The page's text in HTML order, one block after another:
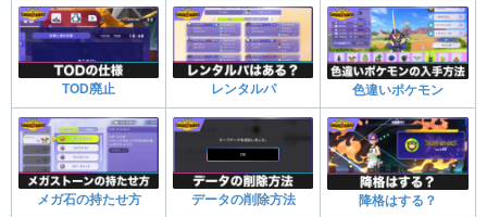
TOD廃止 レンタルパ 色違いポケモン
メガ石の持たせ方 データの削除方法 降格はする？